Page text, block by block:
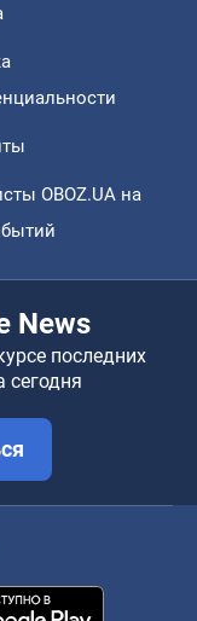
OBOZ.UA на
News
последних
сегодня